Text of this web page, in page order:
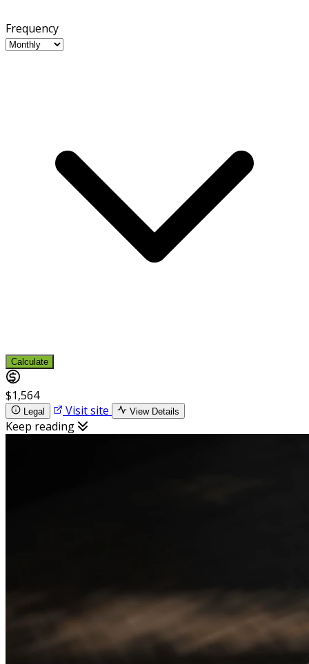
Frequency
Calculate
$1,564
Legal Visit site View Details
Keep reading